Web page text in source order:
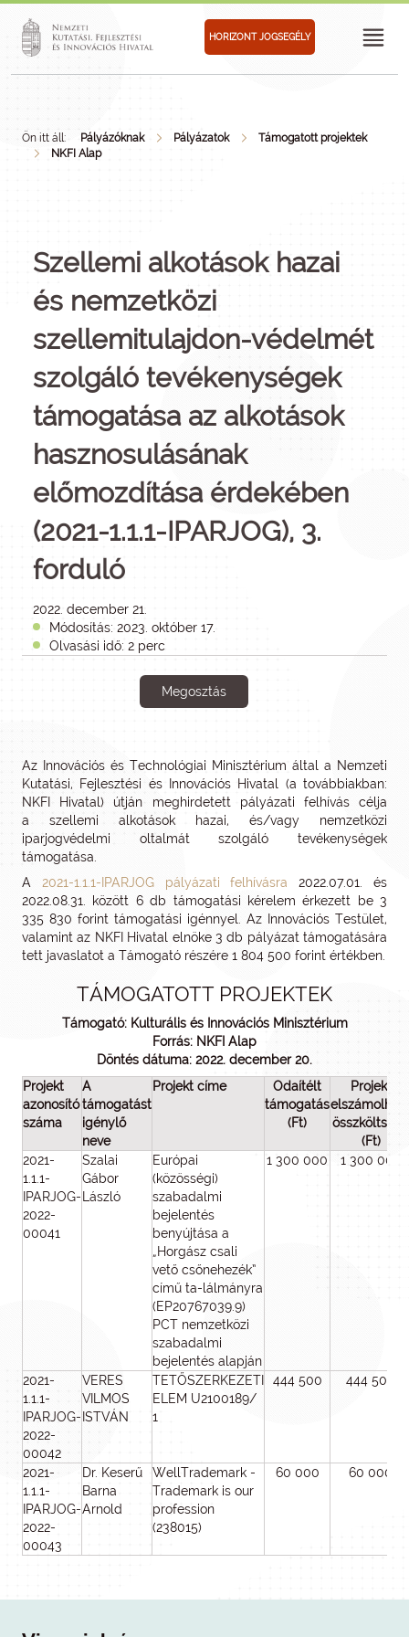
HORIZONT JOGSEGÉLY
Ön itt áll: Pályázóknak Pályázatok
Támogatott projektek
NKFI Alap
Szellemi alkotások hazai
és nemzetközi
szellemitulajdon-védelmét
szolgáló tevékenységek
támogatása az alkotások
hasznosulásának
előmozdítása érdekében
(2021-1.1.1-IPARJOG), 3.
forduló
2022. december 21.
Módosítás: 2023. október 17.
Olvasási idő: 2 perc
Megosztás
Az Innovációs és Technológiai Minisztérium által a Nemzeti
Kutatási, Fejlesztési és Innovációs Hivatal (a továbbiakban:
NKFI Hivatal) útján meghirdetett pályázati felhívás célja
a szellemi alkotások hazai, és/vagy nemzetközi
iparjogvédelmi oltalmát szolgáló tevékenységek
támogatása.
A 2021-1.1.1-IPARJOG pályázati felhívásra 2022.07.01. és
2022.08.31. között 6 db támogatási kérelem érkezett be 3
335 830 forint támogatási igénnyel. Az Innovációs Testület,
valamint az NKFI Hivatal elnöke 3 db pályázat támogatására
tett javaslatot a Támogató részére 1 804 500 forint értékben.
TÁMOGATOTT PROJEKTEK
Támogató: Kulturális és Innovációs Minisztérium
Forrás: NKFI Alap
Döntés dátuma: 2022. december 20.
Projekt
azonosító
száma
A
támogatást
igénylő
neve
Projekt címe
Odaítélt
támogatás
(Ft)
Projekt
összköltsége
(Ft)
2021-
1.1.1-
IPARJOG-
2022-
00041
Szalai
Gábor
László
Európai
(közösségi)
szabadalmi
bejelentés
benyújtása a
„Horgász csali
vető csőnehezék”
című ta-lálmányra
(EP20767039.9)
PCT nemzetközi
szabadalmi
bejelentés alapján
1 300 000 1 300 000
2021-
1.1.1-
IPARJOG-
2022-
00042
VERES
VILMOS
ISTVÁN
TETŐSZERKEZETI
ELEM U2100189/
1
444 500 444 500
2021-
1.1.1-
IPARJOG-
2022-
00043
Dr. Keserű
Barna
Arnold
WellTrademark -
Trademark is our
profession
(238015)
60 000 60 000